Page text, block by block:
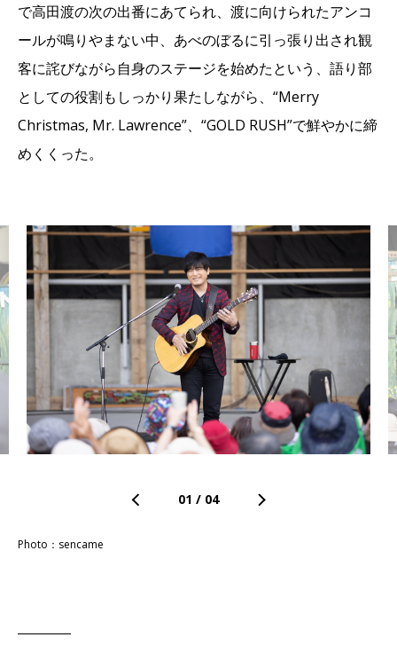
で高田渡の次の出番にあてられ、渡に向けられたアンコ
ールが鳴りやまない中、あべのぼるに引っ張り出され観
客に詫びながら自身のステージを始めたという、語り部
としての役割もしっかり果たしながら、“Merry
Christmas, Mr. Lawrence”、“GOLD RUSH”で鮮やかに締
めくくった。
01 / 04
Photo：sencame